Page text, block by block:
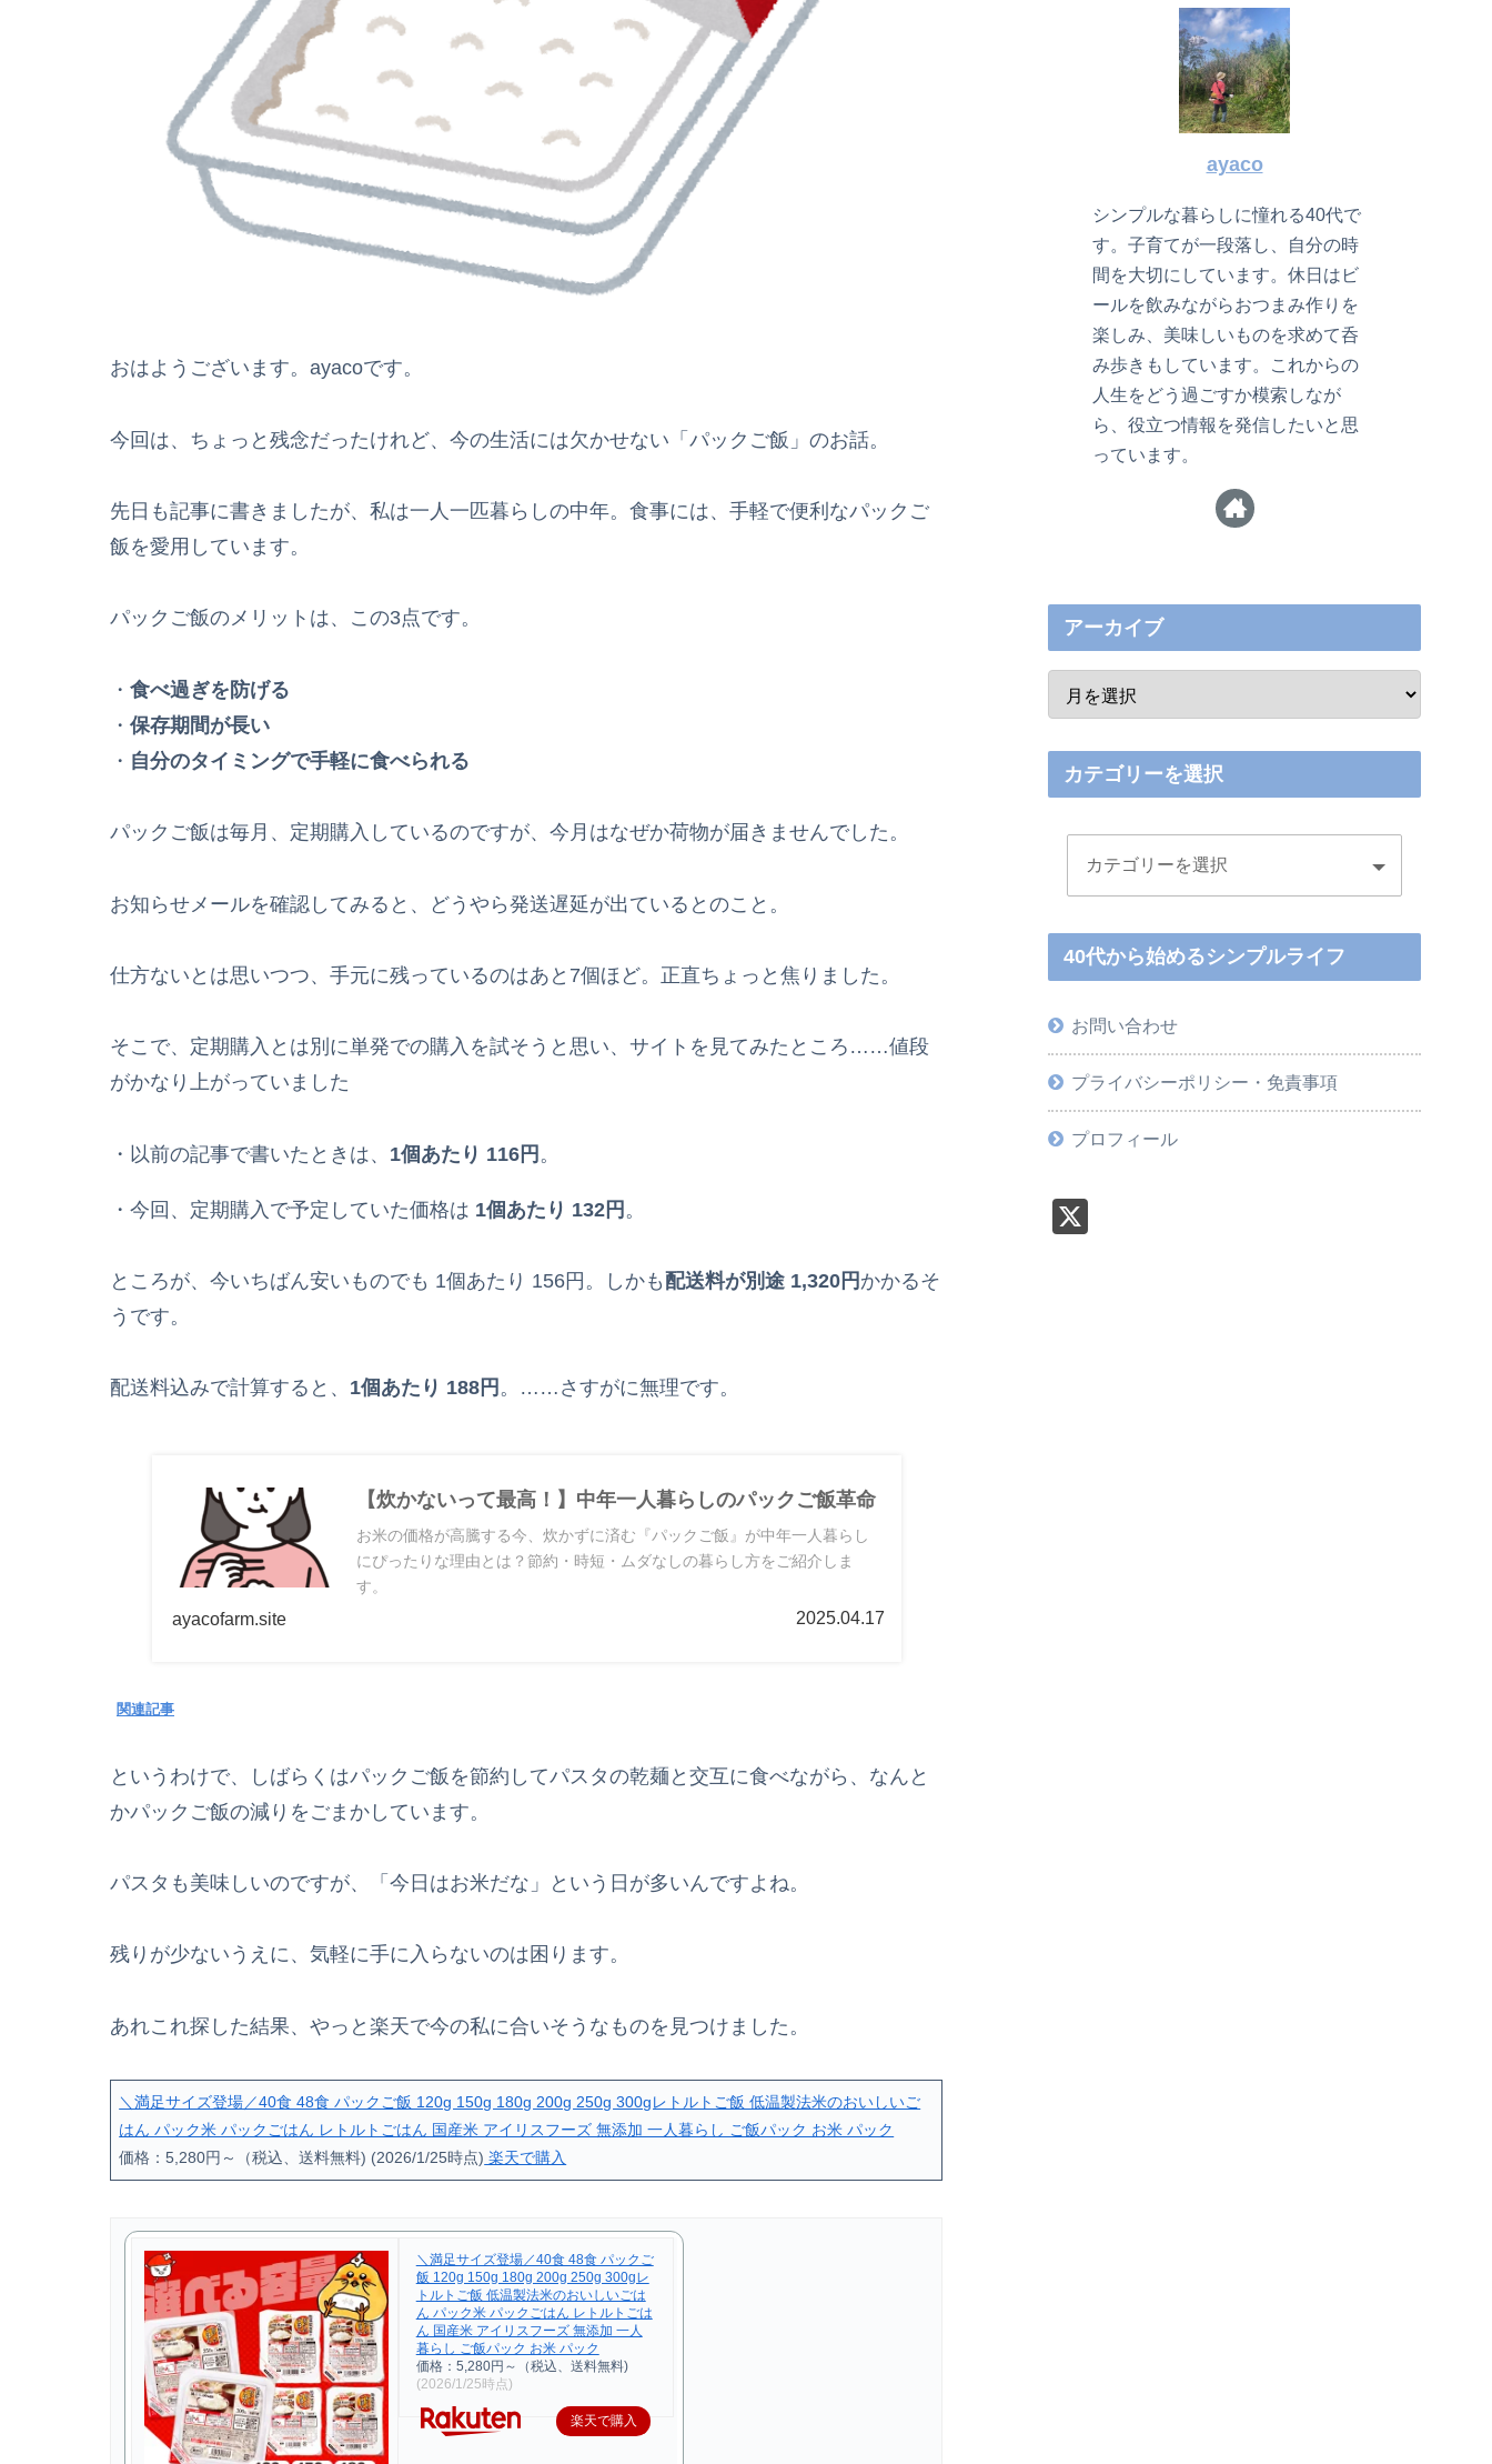
おはようございます。ayacoです。
今回は、ちょっと残念だったけれど、今の生活には欠かせない「パックご飯」のお話。
先日も記事に書きましたが、私は一人一匹暮らしの中年。食事には、手軽で便利なパックご
飯を愛用しています。
パックご飯のメリットは、この3点です。
・ 食べ過ぎを防げる
・ 保存期間が長い
・ 自分のタイミングで手軽に食べられる
パックご飯は毎月、定期購入しているのですが、今月はなぜか荷物が届きませんでした。
お知らせメールを確認してみると、どうやら発送遅延が出ているとのこと。
仕方ないとは思いつつ、手元に残っているのはあと7個ほど。正直ちょっと焦りました。
そこで、定期購入とは別に単発での購入を試そうと思い、サイトを見てみたところ……値段
がかなり上がっていました
・以前の記事で書いたときは、 1個あたり 116円 。
・今回、定期購入で予定していた価格は 1個あたり 132円 。
ところが、今いちばん安いものでも 1個あたり 156円。しかも 配送料が別途 1,320円 かかるそ
うです。
配送料込みで計算すると、 1個あたり 188円 。……さすがに無理です。
【炊かないって最高！】中年一人暮らしのパックご飯革命
お米の価格が高騰する今、炊かずに済む『パックご飯』が中年一人暮らし
にぴったりな理由とは？節約・時短・ムダなしの暮らし方をご紹介しま
す。
ayacofarm.site 2025.04.17
関連記事
というわけで、しばらくはパックご飯を節約してパスタの乾麺と交互に食べながら、なんと
かパックご飯の減りをごまかしています。
パスタも美味しいのですが、「今日はお米だな」という日が多いんですよね。
残りが少ないうえに、気軽に手に入らないのは困ります。
あれこれ探した結果、やっと楽天で今の私に合いそうなものを見つけました。
＼満足サイズ登場／40食 48食 パックご飯 120g 150g 180g 200g 250g 300gレトルトご飯 低温製法米のおいしいご
はん パック米 パックごはん レトルトごはん 国産米 アイリスフーズ 無添加 一人暮らし ご飯パック お米 パック
価格：5,280円～（税込、送料無料) (2026/1/25時点) 楽天で購入
＼満足サイズ登場／40食 48食 パックご
飯 120g 150g 180g 200g 250g 300gレ
トルトご飯 低温製法米のおいしいごは
ん パック米 パックごはん レトルトごは
ん 国産米 アイリスフーズ 無添加 一人
暮らし ご飯パック お米 パック
価格：5,280円～（税込、送料無料)
(2026/1/25時点)
楽天で購入
ayaco
シンプルな暮らしに憧れる40代で
す。子育てが一段落し、自分の時
間を大切にしています。休日はビ
ールを飲みながらおつまみ作りを
楽しみ、美味しいものを求めて呑
み歩きもしています。これからの
人生をどう過ごすか模索しなが
ら、役立つ情報を発信したいと思
っています。
アーカイブ
カテゴリーを選択
40代から始めるシンプルライフ
お問い合わせ
プライバシーポリシー・免責事項
プロフィール